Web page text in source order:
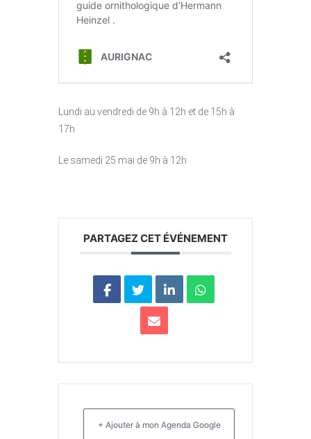
Lundi au vendredi de 9h à 12h et de 15h à
17h
Le samedi 25 mai de 9h à 12h
PARTAGEZ CET ÉVÉNEMENT
+ Ajouter à mon Agenda Google